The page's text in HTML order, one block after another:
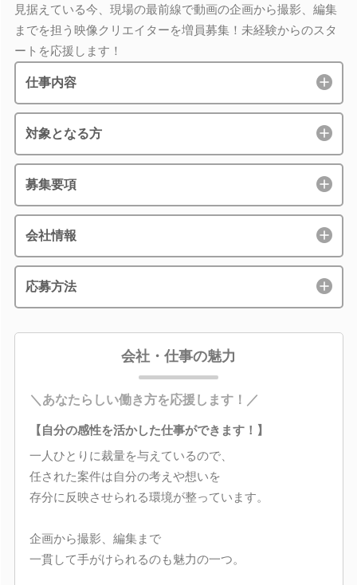
見据えている今、現場の最前線で動画の企画から撮影、編集
までを担う映像クリエイターを増員募集！未経験からのスタ
ートを応援します！
仕事内容
対象となる方
募集要項
会社情報
応募方法
会社・仕事の魅力
＼あなたらしい働き方を応援します！／
【自分の感性を活かした仕事ができます！】
一人ひとりに裁量を与えているので、
任された案件は自分の考えや想いを
存分に反映させられる環境が整っています。
企画から撮影、編集まで
一貫して手がけられるのも魅力の一つ。